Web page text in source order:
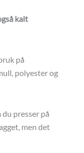
kalt
på
polyester og
presser på
men det